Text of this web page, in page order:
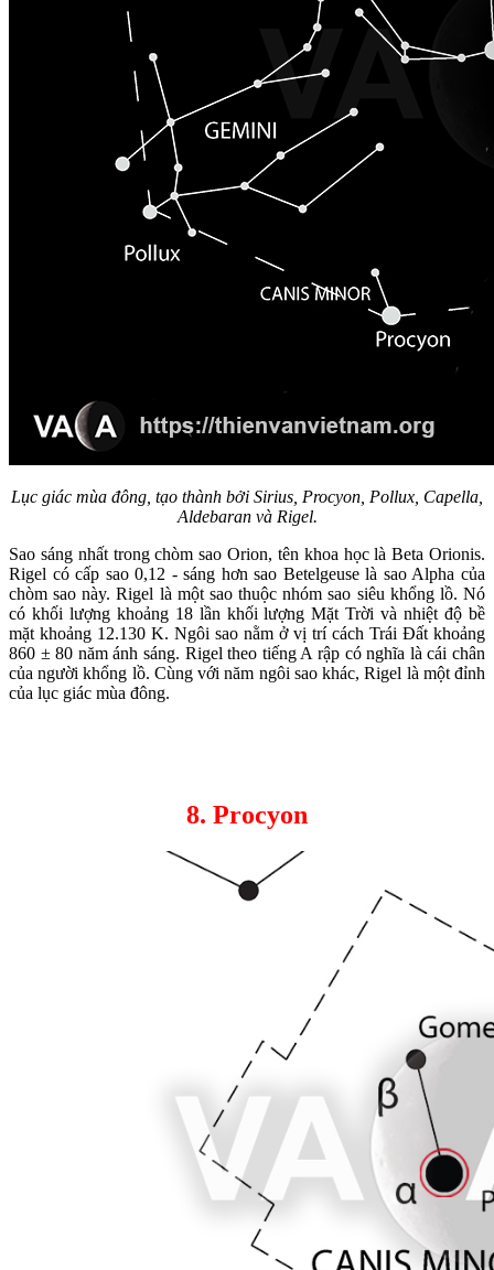
Lục giác mùa đông, tạo thành bởi Sirius, Procyon, Pollux, Capella,
Aldebaran và Rigel.
Sao sáng nhất trong chòm sao Orion, tên khoa học là Beta Orionis.
Rigel có cấp sao 0,12 - sáng hơn sao Betelgeuse là sao Alpha của
chòm sao này. Rigel là một sao thuộc nhóm sao siêu khổng lồ. Nó
có khối lượng khoảng 18 lần khối lượng Mặt Trời và nhiệt độ bề
mặt khoảng 12.130 K. Ngôi sao nằm ở vị trí cách Trái Đất khoảng
860 ± 80 năm ánh sáng. Rigel theo tiếng A rập có nghĩa là cái chân
của người khổng lồ. Cùng với năm ngôi sao khác, Rigel là một đỉnh
của lục giác mùa đông.
8. Procyon